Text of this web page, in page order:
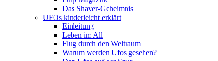
Das Shaver-Geheimnis
UFOs kinderleicht erklärt
Einleitung
Leben im All
Flug durch den Weltraum
Warum werden Ufos gesehen?